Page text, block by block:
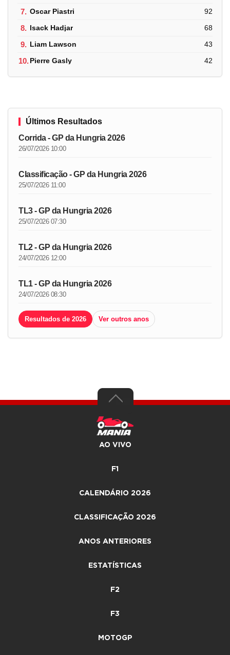
7. Oscar Piastri 92
8. Isack Hadjar 68
9. Liam Lawson 43
10.Pierre Gasly 42
Últimos Resultados
Corrida - GP da Hungria 2026
26/07/2026 10:00
Classificação - GP da Hungria 2026
25/07/2026 11:00
TL3 - GP da Hungria 2026
25/07/2026 07:30
TL2 - GP da Hungria 2026
24/07/2026 12:00
TL1 - GP da Hungria 2026
24/07/2026 08:30
Resultados de 2026 Ver outros anos
AO VIVO
F1
CALENDÁRIO 2026
CLASSIFICAÇÃO 2026
ANOS ANTERIORES
ESTATÍSTICAS
F2
F3
MOTOGP